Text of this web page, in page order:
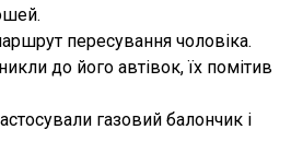
пересування чоловіка.
до його автівок, їх помітив
газовий балончик і